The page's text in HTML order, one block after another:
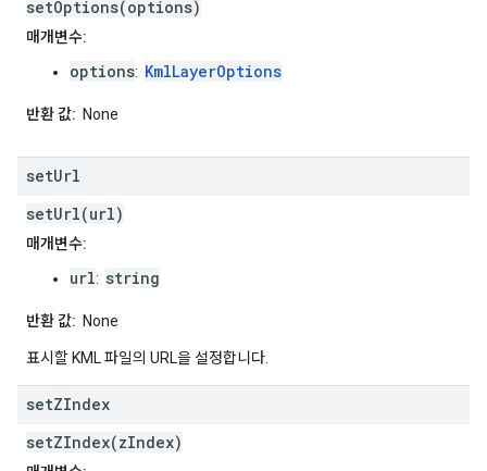
setOptions(options)
매개변수:
options: KmlLayerOptions
반환 값: None
setUrl
setUrl(url)
매개변수:
url: string
반환 값: None
표시할 KML 파일의 URL을 설정합니다.
setZIndex
setZIndex(zIndex)